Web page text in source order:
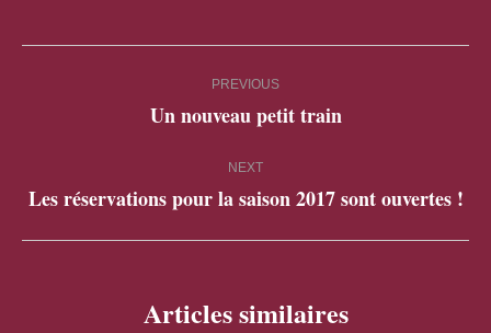
navigation
PREVIOUS
Previous
Un nouveau petit train
NEXT
Next
Les réservations pour la saison 2017 sont ouvertes !
Articles similaires